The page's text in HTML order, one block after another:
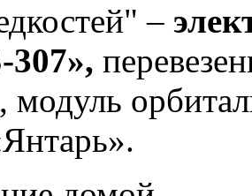
–
307»,
модуль